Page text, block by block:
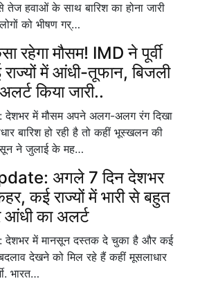
हवाओं के साथ बारिश का होना जारी
को भीषण गर्…
रहेगा मौसम! IMD ने पूर्वी
में आंधी-तूफान, बिजली
किया जारी..
में मौसम अपने अलग-अलग रंग दिखा
बारिश हो रही है तो कहीं भूस्खलन की
ने जुलाई के मह…
अगले 7 दिन देशभर
कई राज्यों में भारी से बहुत
आंधी का अलर्ट
में मानसून दस्तक दे चुका है और कई
देखने को मिल रहे हैं कहीं मूसलाधार
भारत…